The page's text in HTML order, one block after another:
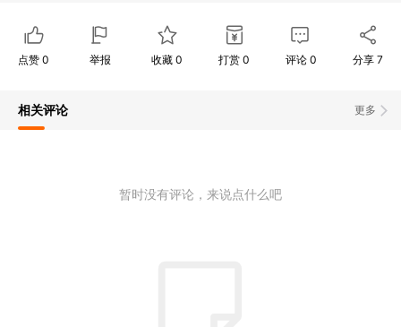
点赞 0 举报 收藏0 打赏 0 评论 0 分享 7
更多
相关评论
暂时没有评论，来说点什么吧